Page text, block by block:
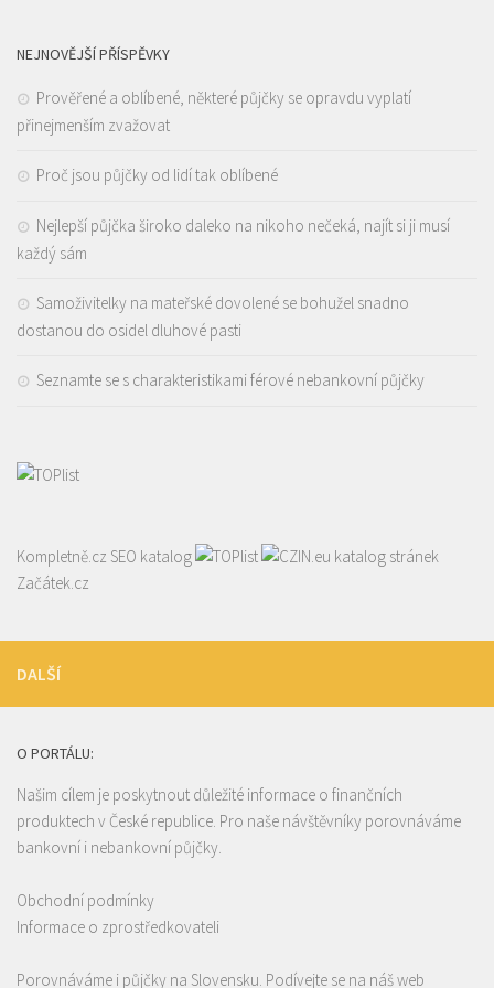
NEJNOVĚJŠÍ PŘÍSPĚVKY
Prověřené a oblíbené, některé půjčky se opravdu vyplatí
přinejmenším zvažovat
Proč jsou půjčky od lidí tak oblíbené
Nejlepší půjčka široko daleko na nikoho nečeká, najít si ji musí
každý sám
Samoživitelky na mateřské dovolené se bohužel snadno
dostanou do osidel dluhové pasti
Seznamte se s charakteristikami férové nebankovní půjčky
Kompletně.cz SEO katalog
katalog stránek
Začátek.cz
DALŠÍ
O PORTÁLU:
Našim cílem je poskytnout důležité informace o finančních
produktech v České republice. Pro naše návštěvníky porovnáváme
bankovní i nebankovní půjčky.
Obchodní podmínky
Informace o zprostředkovateli
Porovnáváme i půjčky na Slovensku. Podívejte se na náš web